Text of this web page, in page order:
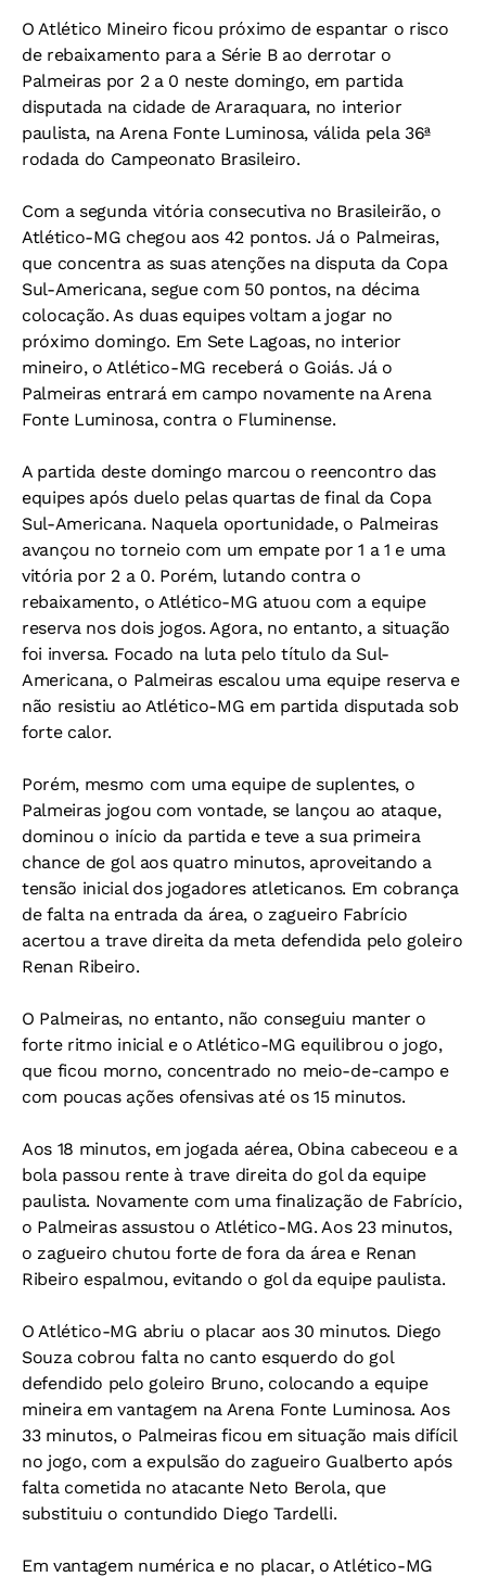
O Atlético Mineiro ficou próximo de espantar o risco
de rebaixamento para a Série B ao derrotar o
Palmeiras por 2 a 0 neste domingo, em partida
disputada na cidade de Araraquara, no interior
paulista, na Arena Fonte Luminosa, válida pela 36ª
rodada do Campeonato Brasileiro.
Com a segunda vitória consecutiva no Brasileirão, o
Atlético-MG chegou aos 42 pontos. Já o Palmeiras,
que concentra as suas atenções na disputa da Copa
Sul-Americana, segue com 50 pontos, na décima
colocação. As duas equipes voltam a jogar no
próximo domingo. Em Sete Lagoas, no interior
mineiro, o Atlético-MG receberá o Goiás. Já o
Palmeiras entrará em campo novamente na Arena
Fonte Luminosa, contra o Fluminense.
A partida deste domingo marcou o reencontro das
equipes após duelo pelas quartas de final da Copa
Sul-Americana. Naquela oportunidade, o Palmeiras
avançou no torneio com um empate por 1 a 1 e uma
vitória por 2 a 0. Porém, lutando contra o
rebaixamento, o Atlético-MG atuou com a equipe
reserva nos dois jogos. Agora, no entanto, a situação
foi inversa. Focado na luta pelo título da Sul-
Americana, o Palmeiras escalou uma equipe reserva e
não resistiu ao Atlético-MG em partida disputada sob
forte calor.
Porém, mesmo com uma equipe de suplentes, o
Palmeiras jogou com vontade, se lançou ao ataque,
dominou o início da partida e teve a sua primeira
chance de gol aos quatro minutos, aproveitando a
tensão inicial dos jogadores atleticanos. Em cobrança
de falta na entrada da área, o zagueiro Fabrício
acertou a trave direita da meta defendida pelo goleiro
Renan Ribeiro.
O Palmeiras, no entanto, não conseguiu manter o
forte ritmo inicial e o Atlético-MG equilibrou o jogo,
que ficou morno, concentrado no meio-de-campo e
com poucas ações ofensivas até os 15 minutos.
Aos 18 minutos, em jogada aérea, Obina cabeceou e a
bola passou rente à trave direita do gol da equipe
paulista. Novamente com uma finalização de Fabrício,
o Palmeiras assustou o Atlético-MG. Aos 23 minutos,
o zagueiro chutou forte de fora da área e Renan
Ribeiro espalmou, evitando o gol da equipe paulista.
O Atlético-MG abriu o placar aos 30 minutos. Diego
Souza cobrou falta no canto esquerdo do gol
defendido pelo goleiro Bruno, colocando a equipe
mineira em vantagem na Arena Fonte Luminosa. Aos
33 minutos, o Palmeiras ficou em situação mais difícil
no jogo, com a expulsão do zagueiro Gualberto após
falta cometida no atacante Neto Berola, que
substituiu o contundido Diego Tardelli.
Em vantagem numérica e no placar, o Atlético-MG